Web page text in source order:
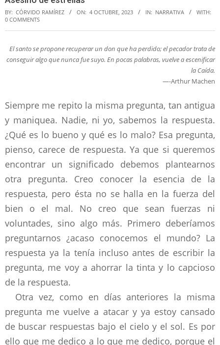
BY: CÓRVIDO RAMÍREZ ON: 4 OCTUBRE, 2023 IN: NARRATIVA
WITH:
0 COMMENTS
El santo se propone recuperar un don que ha perdido; el pecador trata de
conseguir algo que nunca fue suyo. En pocas palabras, vuelve a escenificar
la Caída.
—-Arthur Machen
Siempre me repito la misma pregunta, tan antigua
y maniquea. Nadie, ni yo, sabemos la respuesta.
¿Qué es lo bueno y qué es lo malo? Esa pregunta,
pienso, carece de respuesta. Ya que si queremos
encontrar un significado debemos plantearnos
otra pregunta. Creo conocer la esencia de la
respuesta, pero ésta no se halla en la fuerza del
bien o el mal. No creo que sean fuerzas ni
voluntades, sino algo más. Primero deberíamos
preguntarnos ¿acaso conocemos el mundo? La
respuesta ya la tenía incluso antes de escribir la
pregunta, me voy a ahorrar la tinta y lo capcioso
de la respuesta.
Otra vez, como en días anteriores la misma
pregunta me vuelve a atacar y ya estoy cansado
de buscar respuestas bajo el cielo y el sol. Es por
ello que me dedico a lo que me dedico, porque el